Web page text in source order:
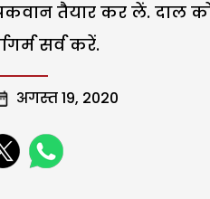
तैयार कर लें. दाल को
सर्व करें.
अगस्त 19, 2020